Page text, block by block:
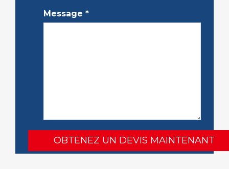
Message *